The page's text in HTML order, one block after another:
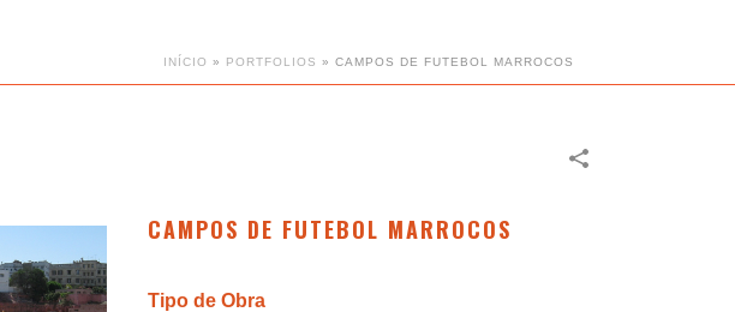
INÍCIO » PORTFOLIOS » CAMPOS DE FUTEBOL MARROCOS
CAMPOS DE FUTEBOL MARROCOS
Tipo de Obra